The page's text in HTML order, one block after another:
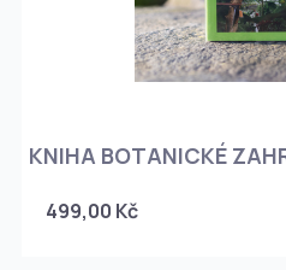
KNIHA BOTANICKÉ
499,00 Kč